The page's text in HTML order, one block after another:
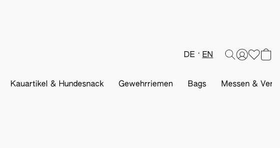
DE EN
Kauartikel & Hundesnack Gewehrriemen Bags Messen &